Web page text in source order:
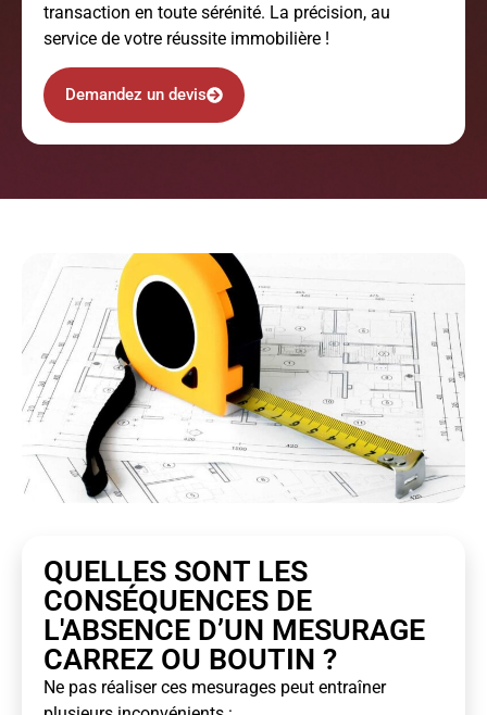
transaction en toute sérénité. La précision, au
service de votre réussite immobilière !
Demandez un devis
QUELLES SONT LES
CONSÉQUENCES DE
L'ABSENCE D’UN MESURAGE
CARREZ OU BOUTIN ?
Ne pas réaliser ces mesurages peut entraîner